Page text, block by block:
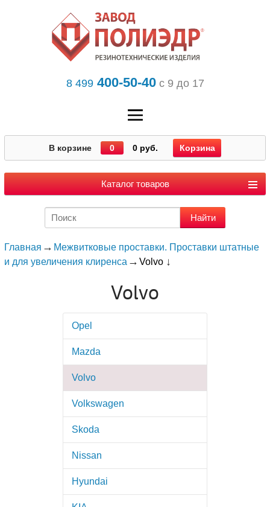
8 499400-50-40с 9 до 17
В корзине 0 0 руб. Корзина
Каталог товаров
Главная
Межвитковые проставки. Проставки штатные
и для увеличения клиренса
Volvo
Volvo
Opel
Mazda
Volvo
Volkswagen
Skoda
Nissan
Hyundai